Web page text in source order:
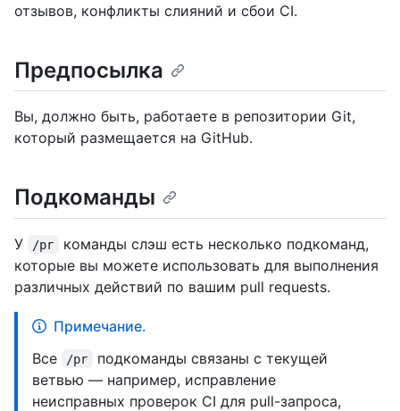
отзывов, конфликты слияний и сбои CI.
Предпосылка
Вы, должно быть, работаете в репозитории Git,
который размещается на GitHub.
Подкоманды
У /pr
команды слэш есть несколько подкоманд,
которые вы можете использовать для выполнения
различных действий по вашим pull requests.
Примечание.
Все
/pr
подкоманды связаны с текущей
ветвью — например, исправление
неисправных проверок CI для pull-запроса,